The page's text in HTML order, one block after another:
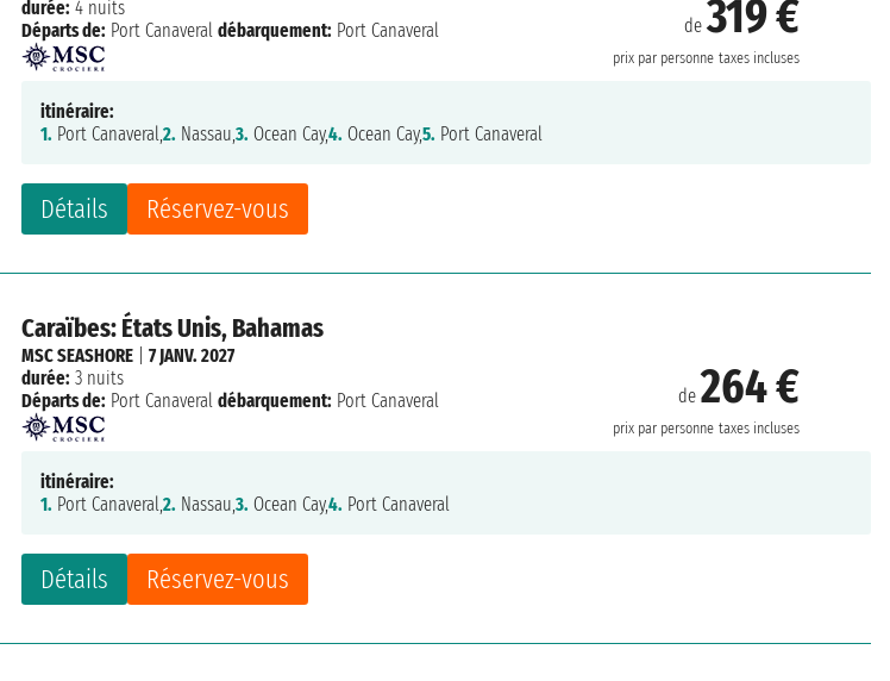
de319 €
prix par personne taxes incluses
Détails Réservez-vous
durée: 4 nuits
Départs de: Port Canaveral débarquement: Port Canaveral
itinéraire:
1. Port Canaveral,2. Nassau,3. Ocean Cay,4. Ocean Cay,5. Port Canaveral
Caraïbes: États Unis, Bahamas
de264 €
prix par personne taxes incluses
Détails Réservez-vous
MSC SEASHORE |7 JANV. 2027
durée: 3 nuits
Départs de: Port Canaveral débarquement: Port Canaveral
itinéraire:
1. Port Canaveral,2. Nassau,3. Ocean Cay,4. Port Canaveral